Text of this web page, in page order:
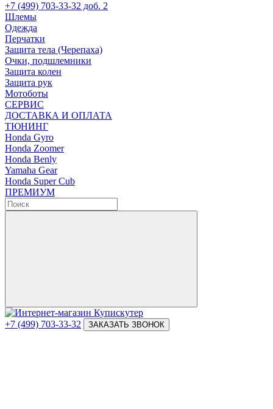
+7 (499) 703-33-32 доб. 2
Шлемы
Одежда
Перчатки
Защита тела (Черепаха)
Очки, подшлемники
Защита колен
Защита рук
Мотоботы
СЕРВИС
ДОСТАВКА И ОПЛАТА
ТЮНИНГ
Honda Gyro
Honda Zoomer
Honda Benly
Yamaha Gear
Honda Super Cub
ПРЕМИУМ
+7 (499) 703-33-32 ЗАКАЗАТЬ ЗВОНОК